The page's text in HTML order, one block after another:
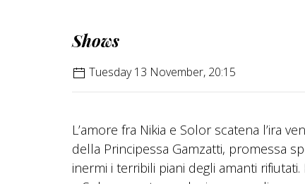
Shows
Tuesday 13 November, 20:15
L’amore fra Nikia e Solor scatena l’ira
della Principessa Gamzatti, promessa
inermi i terribili piani degli amanti